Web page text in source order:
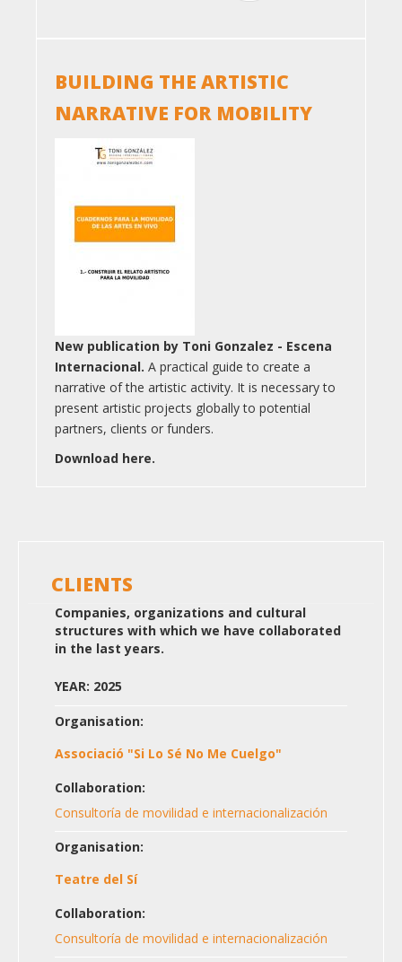
page
BUILDING THE ARTISTIC
NARRATIVE FOR MOBILITY
New publication by Toni Gonzalez - Escena
Internacional. A practical guide to create a
narrative of the artistic activity. It is necessary to
present artistic projects globally to potential
partners, clients or funders.
Download here.
CLIENTS
Companies, organizations and cultural
structures with which we have collaborated
in the last years.
YEAR: 2025
Organisation:
Associació "Si Lo Sé No Me Cuelgo"
Collaboration:
Consultoría de movilidad e internacionalización
Organisation:
Teatre del Sí
Collaboration:
Consultoría de movilidad e internacionalización